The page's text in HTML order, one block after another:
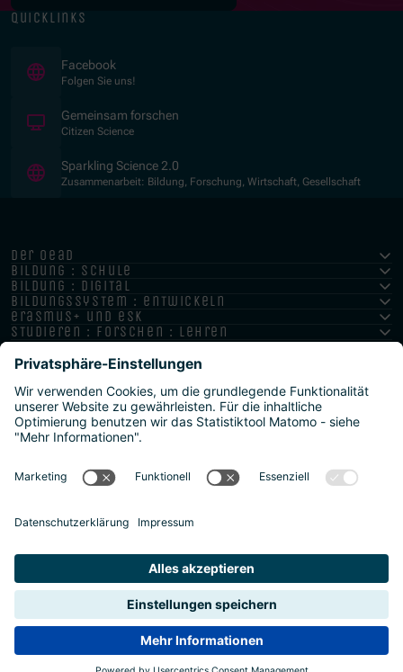
quicklinks
Facebook
Folgen Sie uns!
Gemeinsam forschen
Citizen Science
Sparkling Science 2.0
Zusammenarbeit: Bildung, Forschung, Wirtschaft, Gesellschaft
der oead
bildung : schule
bildung : digital
bildungssystem : entwickeln
erasmus+ und esk
studieren : forschen : lehren
hochschule : strategie : international
2026 | Agentur für Bildung und Internationalisierung
Datenschutz
Sitemap